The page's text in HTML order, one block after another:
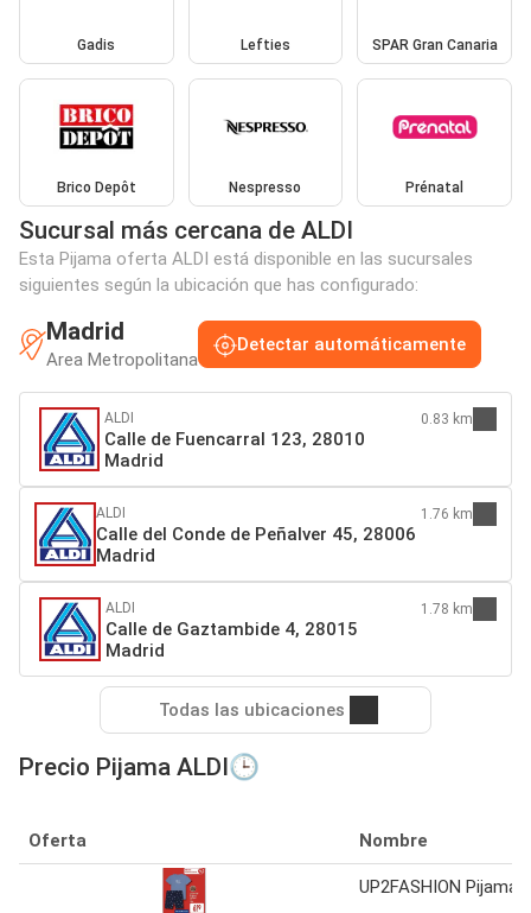
Gadis Lefties SPAR Gran Canaria
Brico Depôt Nespresso Prénatal
Sucursal más cercana de ALDI
Esta Pijama oferta ALDI está disponible en las sucursales
siguientes según la ubicación que has configurado:
Madrid
Area Metropolitana
Detectar automáticamente
ALDI
Calle de Fuencarral 123, 28010
Madrid
0.83 km
ALDI
Calle del Conde de Peñalver 45, 28006
Madrid
1.76 km
ALDI
Calle de Gaztambide 4, 28015
Madrid
1.78 km
Todas las ubicaciones
Precio Pijama ALDI🕒
Oferta Nombre
UP2FASHION Pijama